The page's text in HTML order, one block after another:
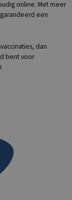
online. Met meer
een
dan
bent voor